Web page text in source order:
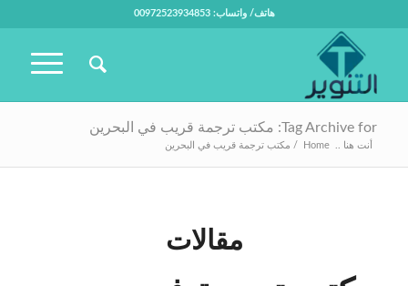
هاتف/ واتساب: 00972523934853
Tag Archive for: مكتب ترجمة قريب في البحرين
أنت هنا .. Home
/ مكتب ترجمة قريب في البحرين
مقالات